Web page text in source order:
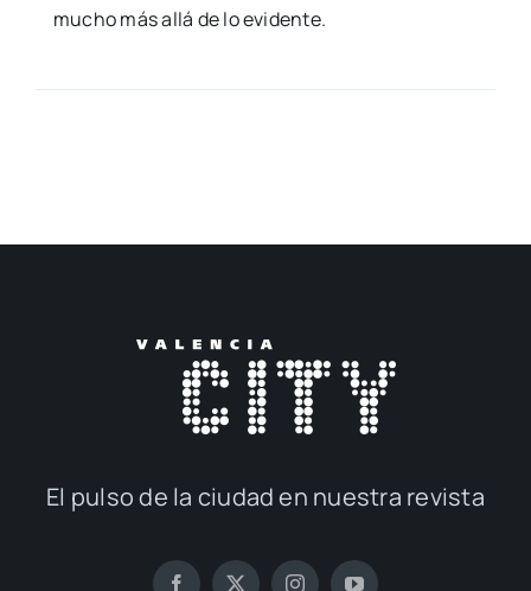
mucho más allá de lo evi­den­te.
El pul­so de la ciu­dad en nues­tra revis­ta